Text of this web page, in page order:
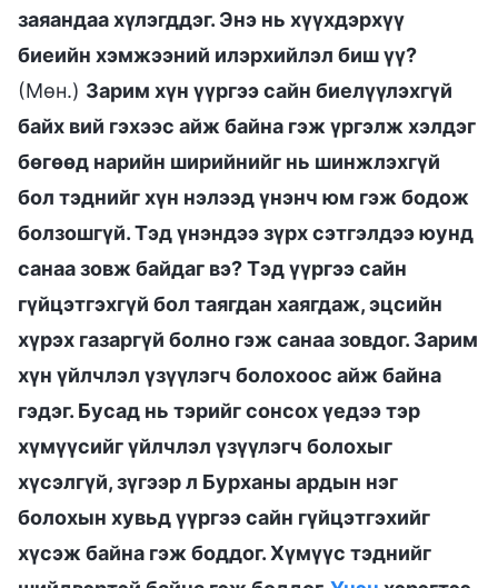
заяандаа хүлэгддэг. Энэ нь хүүхдэрхүү
биеийн хэмжээний илэрхийлэл биш үү?
(Мөн.) Зарим хүн үүргээ сайн биелүүлэхгүй
байх вий гэхээс айж байна гэж үргэлж хэлдэг
бөгөөд нарийн ширийнийг нь шинжлэхгүй
бол тэднийг хүн нэлээд үнэнч юм гэж бодож
болзошгүй. Тэд үнэндээ зүрх сэтгэлдээ юунд
санаа зовж байдаг вэ? Тэд үүргээ сайн
гүйцэтгэхгүй бол таягдан хаягдаж, эцсийн
хүрэх газаргүй болно гэж санаа зовдог. Зарим
хүн үйлчлэл үзүүлэгч болохоос айж байна
гэдэг. Бусад нь тэрийг сонсох үедээ тэр
хүмүүсийг үйлчлэл үзүүлэгч болохыг
хүсэлгүй, зүгээр л Бурханы ардын нэг
болохын хувьд үүргээ сайн гүйцэтгэхийг
хүсэж байна гэж боддог. Хүмүүс тэднийг